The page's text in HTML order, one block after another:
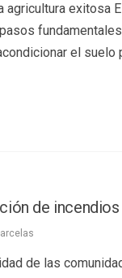
exitosa
el suelo
de
de las